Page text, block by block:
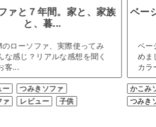
ァと７年間。家と、家族
と、暮...
ローソファ、実際使ってみ
な感じ？リアルな感想を聞く
客...
ー
つみきソファ
ァ
レビュー 子供
ベー
ベー
めま
カラ
かこみ
つみき